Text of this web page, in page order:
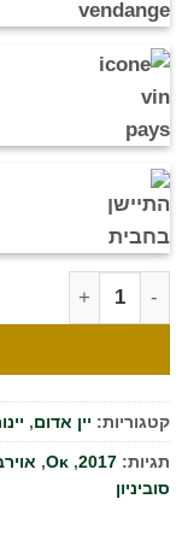
כמות של ירדן קברנה
קטגוריות:יין אדום,
תגיות:2017
,
Oκ
,אוירבך
סוביניון